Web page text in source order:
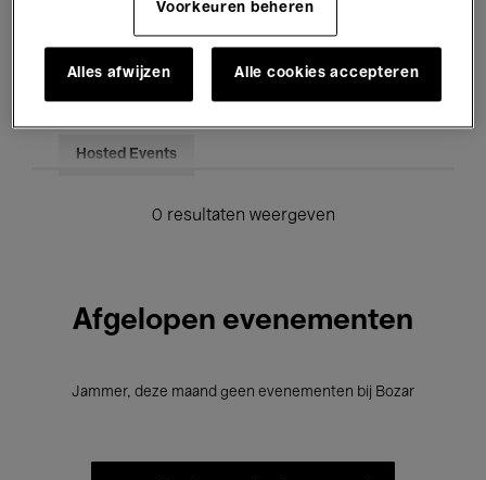
Onderwijs Rondleidingen
Hosted Events
0 resultaten weergeven
Afgelopen evenementen
Jammer, deze maand geen evenementen bij Bozar
Voorkeuren beheren
Alles afwijzen Alle cookies accepteren